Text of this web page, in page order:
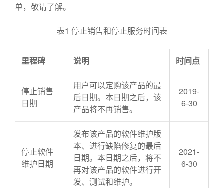
单，敬请了解。
表1 停止销售和停止服务时间表
里程碑 说明 时间点
停止销售
日期
用户可以定购该产品的最
后日期。本日期之后，该
产品将不再销售。
2019-
6-30
停止软件
维护日期
发布该产品的软件维护版
本、进行缺陷修复的最后
日期。本日期之后，将不
再对该产品的软件进行开
发、测试和维护。
2021-
6-30